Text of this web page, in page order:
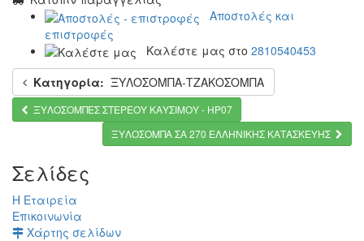
Αποστολές και
επιστροφές
Καλέστε μας στο 2810540453
Κατηγορία: ΞΥΛΟΣΟΜΠΑ-ΤΖΑΚΟΣΟΜΠΑ
ΞΥΛΟΣΟΜΠΕΣ ΣΤΕΡΕΟΥ ΚΑΥΣΙΜΟΥ - HP07
ΞΥΛΟΣΟΜΠΑ ΣΑ 270 ΕΛΛΗΝΙΚΗΣ ΚΑΤΑΣΚΕΥΗΣ
Σελίδες
Η Εταιρεία
Επικοινωνία
Χάρτης σελίδων